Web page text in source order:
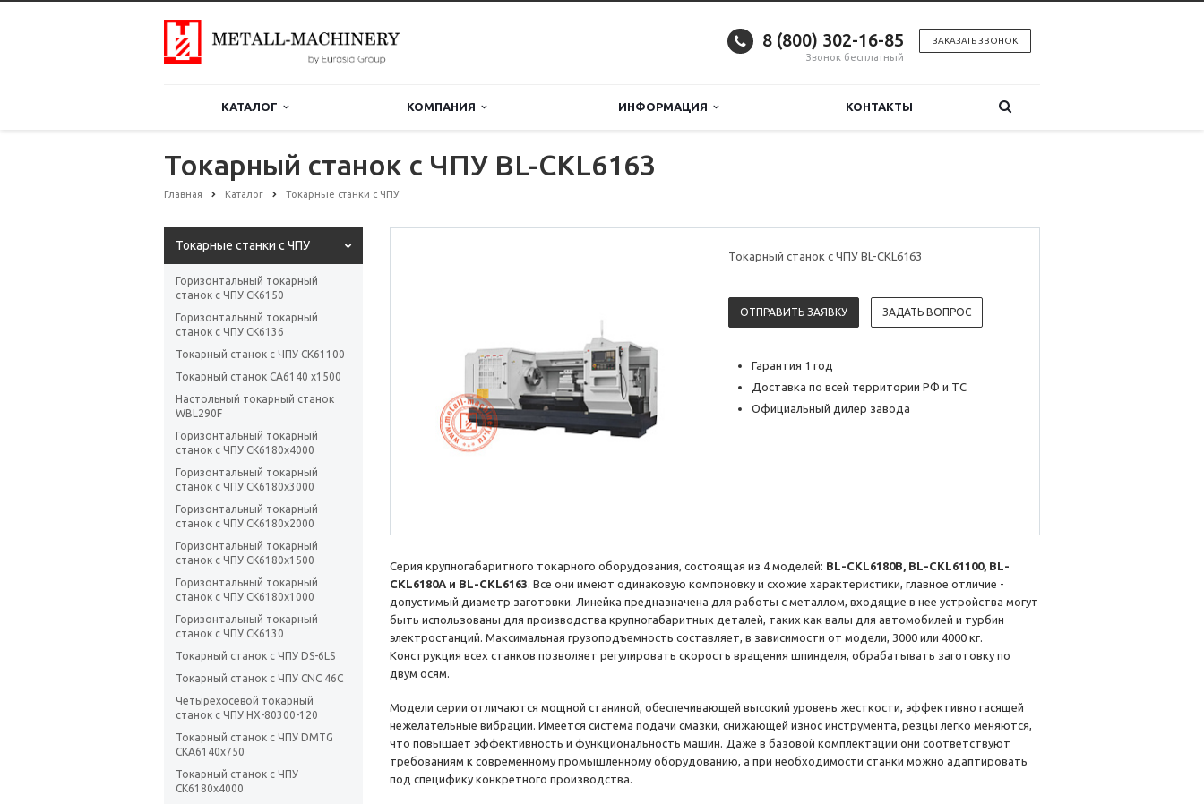
ЗАКАЗАТЬ ЗВОНОК
8 (800) 302-16-85
Звонок бесплатный
КАТАЛОГ КОМПАНИЯ ИНФОРМАЦИЯ КОНТАКТЫ
Токарный станок с ЧПУ BL-CKL6163
Главная Каталог Токарные станки с ЧПУ
Токарные станки с ЧПУ
Горизонтальный токарный
станок с ЧПУ CK6150
Горизонтальный токарный
станок с ЧПУ CK6136
Токарный станок с ЧПУ СК61100
Токарный станок CA6140 x1500
Настольный токарный станок
WBL290F
Горизонтальный токарный
станок с ЧПУ CK6180х4000
Горизонтальный токарный
станок с ЧПУ CK6180х3000
Горизонтальный токарный
станок с ЧПУ CK6180х2000
Горизонтальный токарный
станок с ЧПУ CK6180х1500
Горизонтальный токарный
станок с ЧПУ CK6180х1000
Горизонтальный токарный
станок с ЧПУ CK6130
Токарный станок с ЧПУ DS-6LS
Токарный станок с ЧПУ CNC 46C
Четырехосевой токарный
станок с ЧПУ HX-80300-120
Токарный станок с ЧПУ DMTG
CKA6140х750
Токарный станок с ЧПУ
CK6180х4000
Токарный станок с ЧПУ BL-CKL6163
ОТПРАВИТЬ ЗАЯВКУ ЗАДАТЬ ВОПРОС
Гарантия 1 год
Доставка по всей территории РФ и ТС
Официальный дилер завода
Серия крупногабаритного токарного оборудования, состоящая из 4 моделей: BL-CKL6180B, BL-CKL61100, BL-
CKL6180A и BL-CKL6163. Все они имеют одинаковую компоновку и схожие характеристики, главное отличие -
допустимый диаметр заготовки. Линейка предназначена для работы с металлом, входящие в нее устройства могут
быть использованы для производства крупногабаритных деталей, таких как валы для автомобилей и турбин
электростанций. Максимальная грузоподъемность составляет, в зависимости от модели, 3000 или 4000 кг.
Конструкция всех станков позволяет регулировать скорость вращения шпинделя, обрабатывать заготовку по
двум осям.
Модели серии отличаются мощной станиной, обеспечивающей высокий уровень жесткости, эффективно гасящей
нежелательные вибрации. Имеется система подачи смазки, снижающей износ инструмента, резцы легко меняются,
что повышает эффективность и функциональность машин. Даже в базовой комплектации они соответствуют
требованиям к современному промышленному оборудованию, а при необходимости станки можно адаптировать
под специфику конкретного производства.